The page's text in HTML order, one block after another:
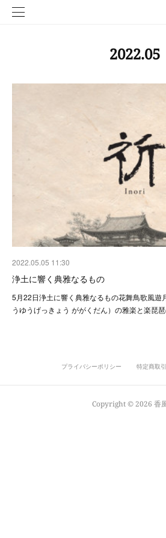
2022.05
2022.05.05 11:30
浄土に響く典雅なるもの
5月22日浄土に響く典雅なるもの花舞鳥歌風遊
うゆうげっきょう ががくだん）の雅楽と楽琵
プライバシーポリシー 特定商取
Copyright ©2026 香